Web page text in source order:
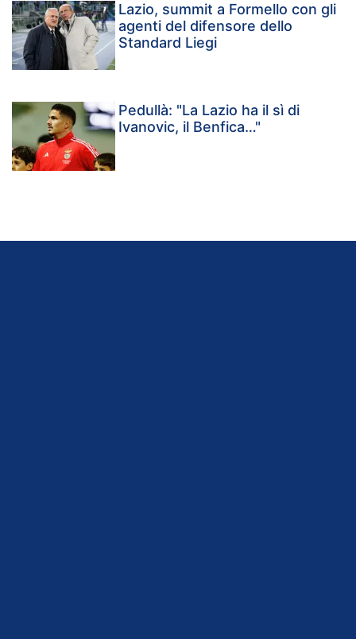
Lazio, summit a Formello con gli
agenti del difensore dello
Standard Liegi
Pedullà: "La Lazio ha il sì di
Ivanovic, il Benfica…"